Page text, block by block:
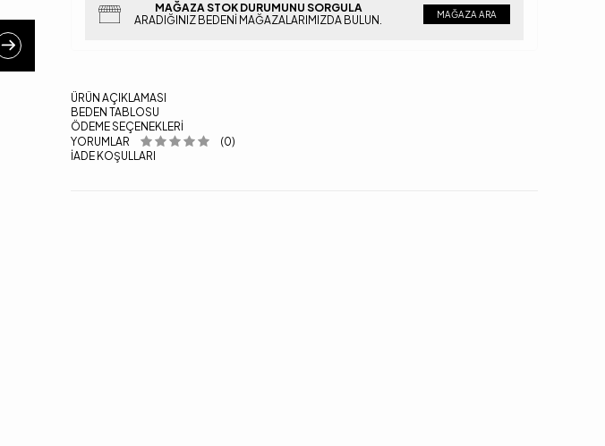
MAĞAZA STOK DURUMUNU SORGULA
ARADIĞINIZ BEDENI MAĞAZALARIMIZDA BULUN.
MAĞAZA ARA
ÜRÜN AÇIKLAMASI
BEDEN TABLOSU
ÖDEME SEÇENEKLERI
YORUMLAR
(0)
İADE KOŞULLARI